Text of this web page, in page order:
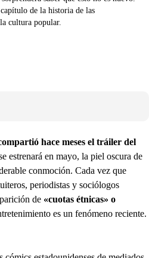
de la historia de las
cultura popular.
hace meses el tráiler del
estrenará en mayo, la piel oscura de
conmoción. Cada vez que
periodistas y sociólogos
de «cuotas étnicas» o
es un fenómeno reciente.